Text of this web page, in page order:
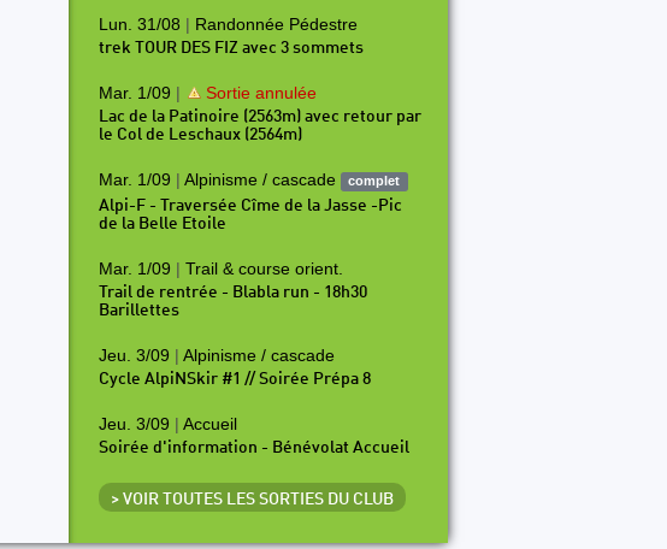
Lun. 31/08 | Randonnée Pédestre
trek TOUR DES FIZ avec 3 sommets
Mar. 1/09 | Sortie annulée
Lac de la Patinoire (2563m) avec retour par
le Col de Leschaux (2564m)
Mar. 1/09 | Alpinisme / cascade complet
Alpi-F - Traversée Cîme de la Jasse -Pic
de la Belle Etoile
Mar. 1/09 | Trail & course orient.
Trail de rentrée - Blabla run - 18h30
Barillettes
Jeu. 3/09 | Alpinisme / cascade
Cycle AlpiNSkir #1 // Soirée Prépa 8
Jeu. 3/09 | Accueil
Soirée d'information - Bénévolat Accueil
> VOIR TOUTES LES SORTIES DU CLUB